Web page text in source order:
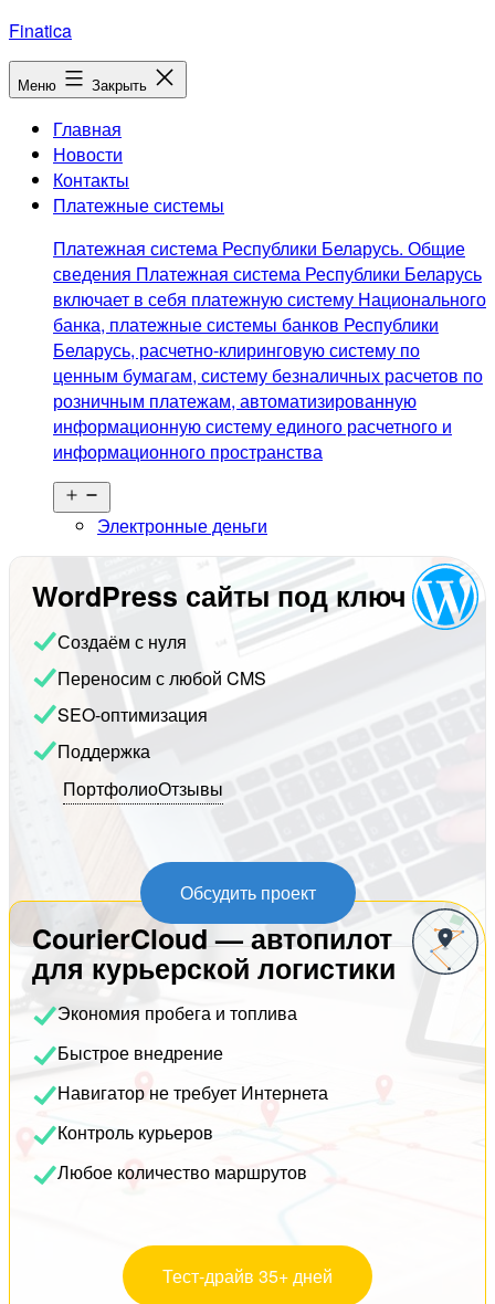
Перейти
к
содержимому
Finatica
Меню Закрыть
Главная
Новости
Контакты
Платежные системы
Платежная система Республики Беларусь. Общие
сведения Платежная система Республики Беларусь
включает в себя платежную систему Национального
банка, платежные системы банков Республики
Беларусь, расчетно-клиринговую систему по
ценным бумагам, систему безналичных расчетов по
розничным платежам, автоматизированную
информационную систему единого расчетного и
информационного пространства
меню
Электронные деньги
WordPress сайты под ключ
Создаём с нуля
Переносим с любой CMS
SEO-оптимизация
Поддержка
ПортфолиоОтзывы
Обсудить проект
CourierCloud — автопилот
для курьерской логистики
Экономия пробега и топлива
Быстрое внедрение
Навигатор не требует Интернета
Контроль курьеров
Любое количество маршрутов
Тест-драйв 35+ дней